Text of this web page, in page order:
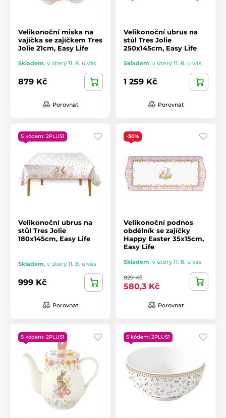
Velikonoční miska na
vajíčka se zajíčkem Tres
Jolie 21cm, Easy Life
Skladem, v úterý 11. 8. u vás
879 Kč
Porovnat
Velikonoční ubrus na
stůl Tres Jolie
250x145cm, Easy Life
Skladem, v úterý 11. 8. u vás
1 259 Kč
Porovnat
S kódem: 2PLUS1
Velikonoční ubrus na
stůl Tres Jolie
180x145cm, Easy Life
Skladem, v úterý 11. 8. u vás
999 Kč
Porovnat
-30%
Velikonoční podnos
obdélník se zajíčky
Happy Easter 35x15cm,
Easy Life
Skladem, v úterý 11. 8. u vás
829 Kč
580,3 Kč
Porovnat
S kódem: 2PLUS1 S kódem: 2PLUS1